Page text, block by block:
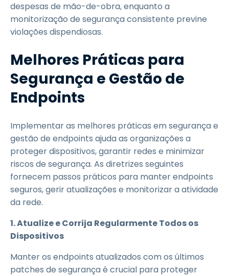
despesas de mão-de-obra, enquanto a
monitorização de segurança consistente previne
violações dispendiosas.
Melhores Práticas para
Segurança e Gestão de
Endpoints
Implementar as melhores práticas em segurança e
gestão de endpoints ajuda as organizações a
proteger dispositivos, garantir redes e minimizar
riscos de segurança. As diretrizes seguintes
fornecem passos práticos para manter endpoints
seguros, gerir atualizações e monitorizar a atividade
da rede.
1. Atualize e Corrija Regularmente Todos os
Dispositivos
Manter os endpoints atualizados com os últimos
patches de segurança é crucial para proteger